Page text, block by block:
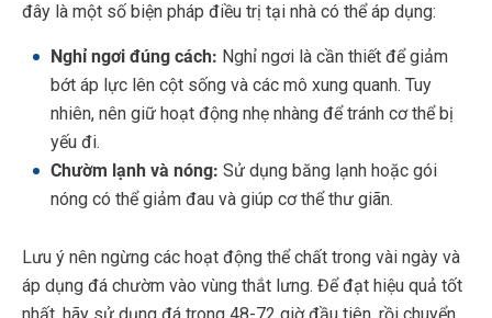
đây là một số biện pháp điều trị tại nhà có thể áp dụng:
Nghỉ ngơi đúng cách: Nghỉ ngơi là cần thiết để giảm
bớt áp lực lên cột sống và các mô xung quanh. Tuy
nhiên, nên giữ hoạt động nhẹ nhàng để tránh cơ thể bị
yếu đi.
Chườm lạnh và nóng: Sử dụng băng lạnh hoặc gói
nóng có thể giảm đau và giúp cơ thể thư giãn.
Lưu ý nên ngừng các hoạt động thể chất trong vài ngày và
áp dụng đá chườm vào vùng thắt lưng. Để đạt hiệu quả tốt